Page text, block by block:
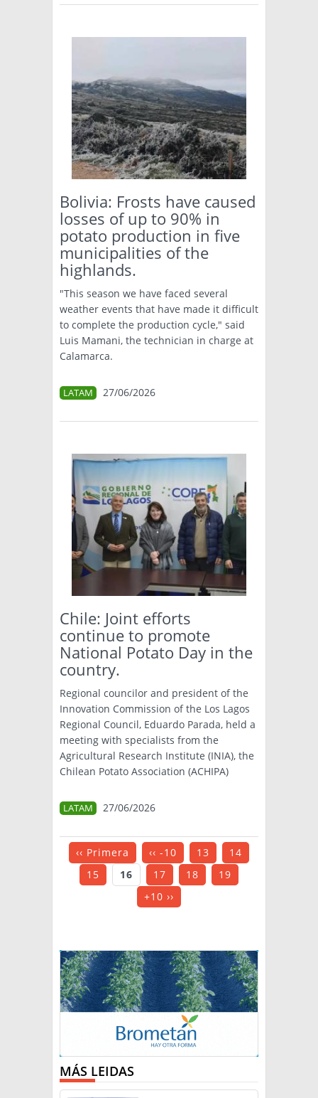
Bolivia: Frosts have caused
losses of up to 90% in
potato production in five
municipalities of the
highlands.
"This season we have faced several
weather events that have made it difficult
to complete the production cycle," said
Luis Mamani, the technician in charge at
Calamarca.
LATAM 27/06/2026
Chile: Joint efforts
continue to promote
National Potato Day in the
country.
Regional councilor and president of the
Innovation Commission of the Los Lagos
Regional Council, Eduardo Parada, held a
meeting with specialists from the
Agricultural Research Institute (INIA), the
Chilean Potato Association (ACHIPA)
LATAM 27/06/2026
‹‹ Primera ‹‹ -10 13
14
15
16 17 18
19
+10 ››
MÁS LEIDAS